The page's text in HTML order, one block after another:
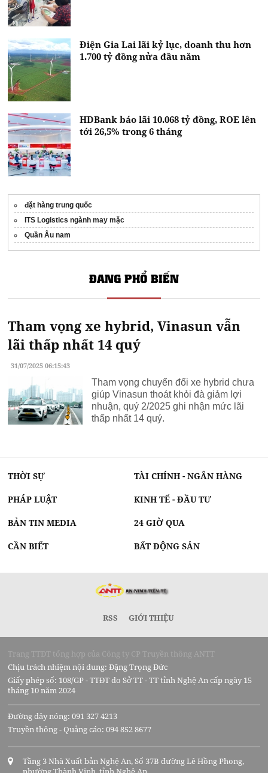
Điện Gia Lai lãi kỷ lục, doanh thu hơn
1.700 tỷ đồng nửa đầu năm
HDBank báo lãi 10.068 tỷ đồng, ROE lên
tới 26,5% trong 6 tháng
đặt hàng trung quốc
ITS Logistics ngành may mặc
Quần Âu nam
ĐANG PHỔ BIẾN
Tham vọng xe hybrid, Vinasun vẫn
lãi thấp nhất 14 quý
31/07/2025 06:15:43
Tham vọng chuyển đổi xe hybrid chưa
giúp Vinasun thoát khỏi đà giảm lợi
nhuận, quý 2/2025 ghi nhận mức lãi
thấp nhất 14 quý.
THỜI SỰ TÀI CHÍNH - NGÂN HÀNG
PHÁP LUẬT KINH TẾ - ĐẦU TƯ
BẢN TIN MEDIA 24 GIỜ QUA
CẦN BIẾT BẤT ĐỘNG SẢN
RSS GIỚI THIỆU
Trang TTĐT tổng hợp của Công ty CP Truyền thông ANTT
Chịu trách nhiệm nội dung: Đặng Trọng Đức
Giấy phép số: 108/GP - TTĐT do Sở TT - TT tỉnh Nghệ An cấp ngày 15
tháng 10 năm 2024
Đường dây nóng: 091 327 4213
Truyền thông - Quảng cáo: 094 852 8677
Tầng 3 Nhà Xuất bản Nghệ An, Số 37B đường Lê Hồng Phong,